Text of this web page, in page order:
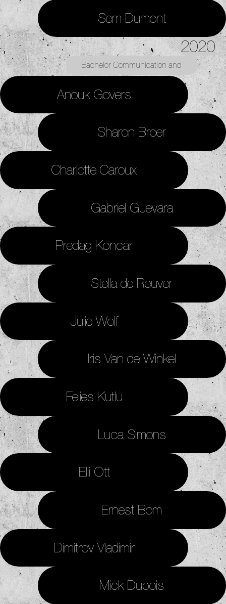
Sem Dumont
2020
Bachelor Communication and
Anouk Govers
Sharon Broer
Charlotte Caroux
Gabriel Guevara
Predag Koncar
Stella de Reuver
Julie Wolf
Iris Van de Winkel
Felies Kutlu
Luca Simons
Elli Ott
Ernest Bom
Dimitrov Vladimir
Mick Dubois